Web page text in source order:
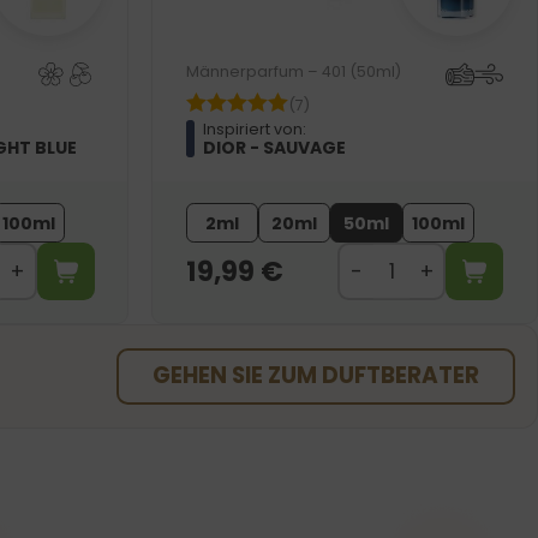
BLUE
100ml
Männerparfum – 401 (50ml)
(7)
Inspiriert von:
DIOR - SAUVAGE
2ml 20ml 50ml 100ml
19,99 €
GEHEN SIE ZUM DUFTBERATER